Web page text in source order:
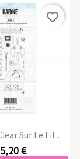
Sur Le Fil...
€
favorite_border